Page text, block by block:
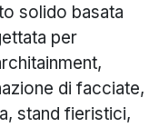
solido basata
per
di facciate,
stand fieristici,